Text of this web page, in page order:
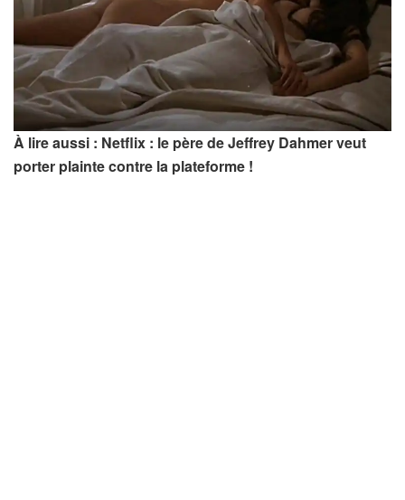
À lire aussi : Netflix : le père de Jeffrey Dahmer veut
porter plainte contre la plateforme !